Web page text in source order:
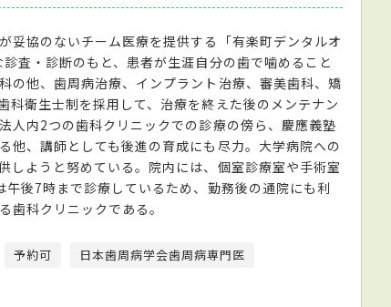
妥協のないチーム医療を提供する「有楽町デンタルオ
査・診断のもと、患者が生涯自分の歯で噛めること
の他、歯周病治療、インプラント治療、審美歯科、矯
科衛生士制を採用して、治療を終えた後のメンテナン
人内2つの歯科クリニックでの診療の傍ら、慶應義塾
他、講師としても後進の育成にも尽力。大学病院への
しようと努めている。院内には、個室診療室や手術室
後7時まで診療しているため、勤務後の通院にも利
歯科クリニックである。
予約可 日本歯周病学会歯周病専門医